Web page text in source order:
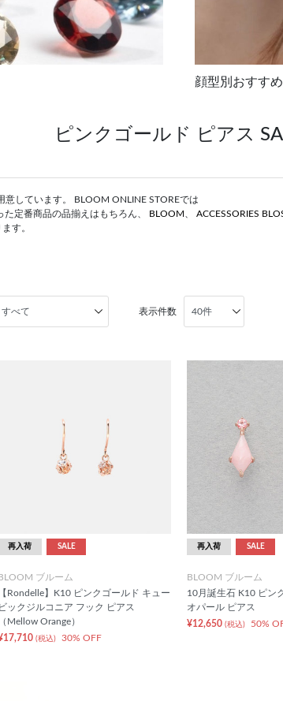
顔型別おすす
ピンクゴールド ピアス
しています。 BLOOM ONLINE STOREでは
た定番商品の品揃えはもちろん、 BLOOM ACCESSORIES
す。
表示件数
再入荷 SALE
ブルーム
【Rondelle】K10 ピンクゴールド キュー
ビックジルコニア フック ピアス
（Mellow Orange）
(税込) 30% OFF
再入荷 SALE
BLOOM ブルーム
10月誕生石 K10 ピン
オパール ピアス
¥12,650 (税込) 50%